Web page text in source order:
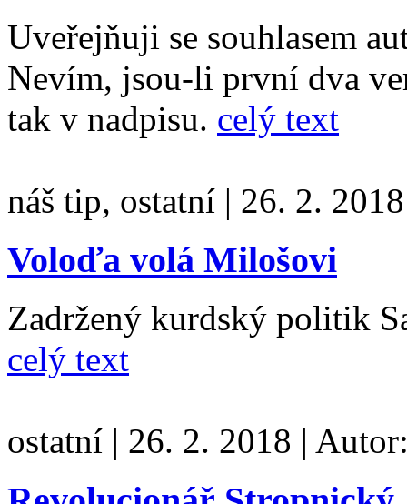
Uveřejňuji se souhlasem
Nevím, jsou-li první dva
tak v nadpisu. celý text
náš tip, ostatní | 26. 2. 2018
Voloďa volá Milošovi
Zadržený kurdský politik
celý text
ostatní | 26. 2. 2018 |